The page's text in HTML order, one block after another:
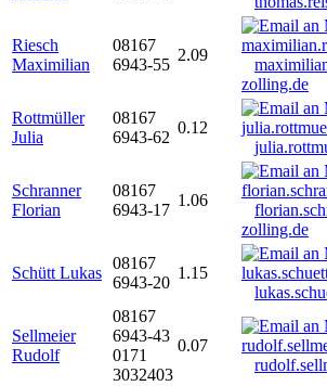
Riesch
Maximilian
08167
6943-55
2.09
zolling.de
Rottmüller
Julia
08167
6943-62
0.12
Schranner
Florian
08167
6943-17
1.06
zolling.de
Schütt Lukas
08167
6943-20
1.15
Sellmeier
Rudolf
08167
6943-43
0171
3032403
0.07